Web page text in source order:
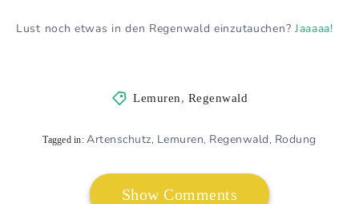
Lust noch etwas in den Regenwald einzutauchen? Jaaaaa!
Lemuren, Regenwald
Tagged in: Artenschutz, Lemuren, Regenwald, Rodung
Show Comments